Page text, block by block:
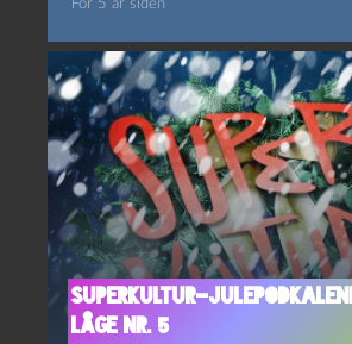
For 5 år siden
Superkultur-
Låge nr. 5